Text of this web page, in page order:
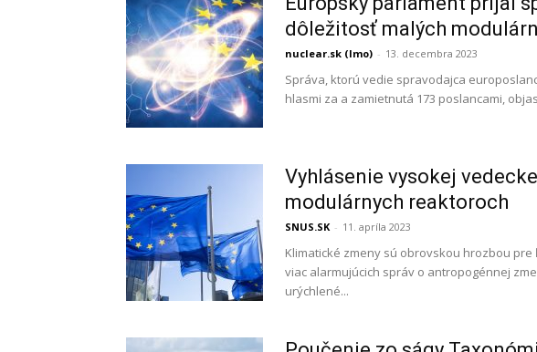
dôležitosť malých
nuclear.sk (lmo) - 13. decembra 2023
Správa, ktorú vedie spravodajca
hlasmi za a zamietnutá 173 poslancami,
Vyhlásenie vysokej
modulárnych reaktoroch
SNUS.SK - 11. apríla 2023
Klimatické zmeny sú obrovskou hrozbou
viac alarmujúcich správ o antropogénnej
urýchlené...